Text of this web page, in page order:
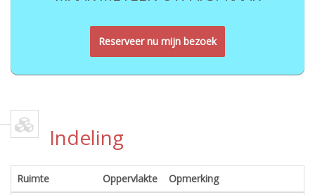
Reserveer nu mijn bezoek
Indeling
Ruimte Oppervlakte Opmerking